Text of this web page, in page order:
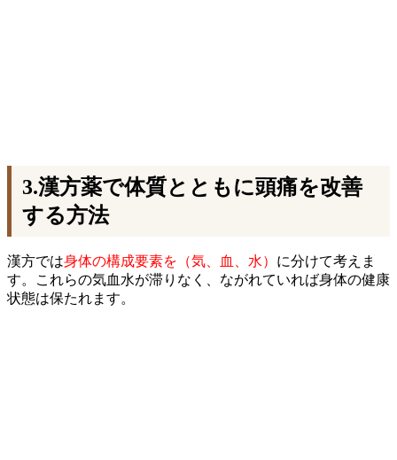
3.漢方薬で体質とともに頭痛を改善
する方法
漢方では身体の構成要素を（気、血、水） に分けて考えま
す。これらの気血水が滞りなく、ながれていれば身体の健康
状態は保たれます。